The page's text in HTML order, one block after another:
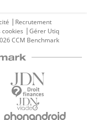
Recrutement
Gérer Utiq
CCM Benchmark